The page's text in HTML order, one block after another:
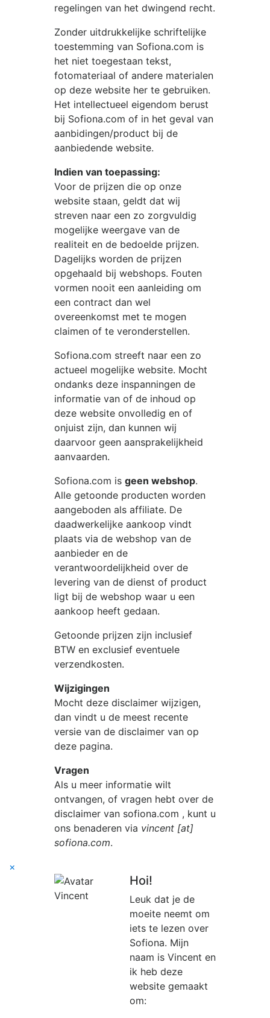
regelingen van het dwingend recht.
Zonder uitdrukkelijke schriftelijke
toestemming van Sofiona.com is
het niet toegestaan tekst,
fotomateriaal of andere materialen
op deze website her te gebruiken.
Het intellectueel eigendom berust
bij Sofiona.com of in het geval van
aanbidingen/product bij de
aanbiedende website.
Indien van toepassing:
Voor de prijzen die op onze
website staan, geldt dat wij
streven naar een zo zorgvuldig
mogelijke weergave van de
realiteit en de bedoelde prijzen.
Dagelijks worden de prijzen
opgehaald bij webshops. Fouten
vormen nooit een aanleiding om
een contract dan wel
overeenkomst met te mogen
claimen of te veronderstellen.
Sofiona.com streeft naar een zo
actueel mogelijke website. Mocht
ondanks deze inspanningen de
informatie van of de inhoud op
deze website onvolledig en of
onjuist zijn, dan kunnen wij
daarvoor geen aansprakelijkheid
aanvaarden.
Sofiona.com is geen webshop.
Alle getoonde producten worden
aangeboden als affiliate. De
daadwerkelijke aankoop vindt
plaats via de webshop van de
aanbieder en de
verantwoordelijkheid over de
levering van de dienst of product
ligt bij de webshop waar u een
aankoop heeft gedaan.
Getoonde prijzen zijn inclusief
BTW en exclusief eventuele
verzendkosten.
Wijzigingen
Mocht deze disclaimer wijzigen,
dan vindt u de meest recente
versie van de disclaimer van op
deze pagina.
Vragen
Als u meer informatie wilt
ontvangen, of vragen hebt over de
disclaimer van sofiona.com , kunt u
ons benaderen via vincent [at]
sofiona.com.
×
Hoi!
Leuk dat je de
moeite neemt om
iets te lezen over
Sofiona. Mijn
naam is Vincent en
ik heb deze
website gemaakt
om: